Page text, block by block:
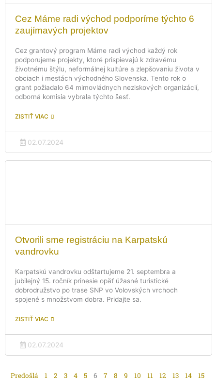
Cez Máme radi východ podporíme týchto 6
zaujímavých projektov
Cez grantový program Máme radi východ každý rok
podporujeme projekty, ktoré prispievajú k zdravému
životnému štýlu, neformálnej kultúre a zlepšovaniu života v
obciach i mestách východného Slovenska. Tento rok o
grant požiadalo 64 mimovládnych neziskových organizácií,
odborná komisia vybrala týchto šesť.
ZISTIŤ VIAC
02.07.2024
Otvorili sme registráciu na Karpatskú
vandrovku
Karpatskú vandrovku odštartujeme 21. septembra a
jubilejný 15. ročník prinesie opäť úžasné turistické
dobrodružstvo po trase SNP vo Volovských vrchoch
spojené s množstvom dobra. Pridajte sa.
ZISTIŤ VIAC
02.07.2024
Predošlá 1 2 3 4 5 6 7 8 9 10 11 12 13 14
15